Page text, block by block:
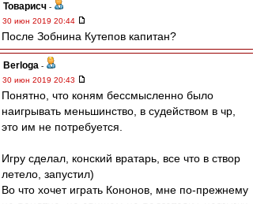
Товарисч -
30 июн 2019 20:44
После Зобнина Кутепов капитан?
Berloga -
30 июн 2019 20:43
Понятно, что коням бессмысленно было
наигрывать меньшинство, в судейством в чр,
это им не потребуется.
Игру сделал, конский вратарь, все что в створ
летело, запустил)
Во что хочет играть Кононов, мне по-прежнему